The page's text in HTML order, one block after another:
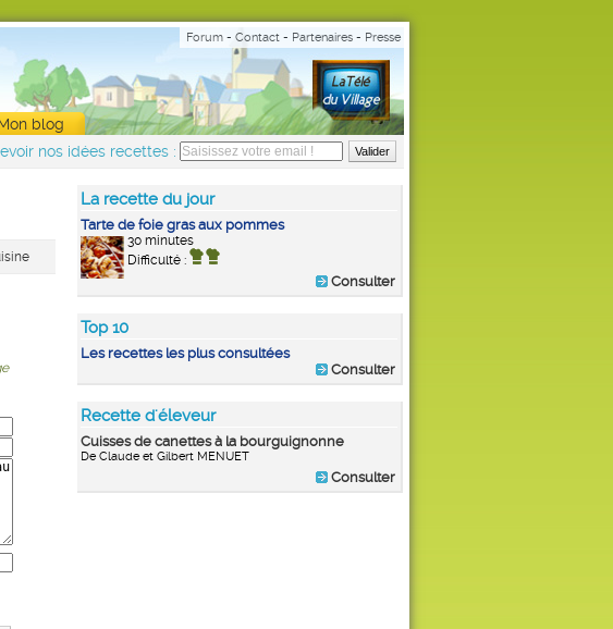
Forum - Contact - Partenaires - Presse
blog
nos idées recettes :
La recette du jour
Tarte de foie gras aux pommes
30 minutes
Difficulté :
Consulter
Top 10
Les recettes les plus consultées
Consulter
Recette d'éleveur
Cuisses de canettes à la bourguignonne
De Claude et Gilbert MENUET
Consulter